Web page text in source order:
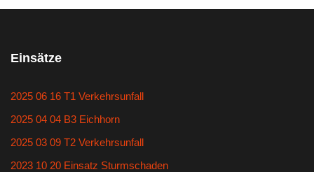
Einsätze
2025 06 16 T1 Verkehrsunfall
2025 04 04 B3 Eichhorn
2025 03 09 T2 Verkehrsunfall
2023 10 20 Einsatz Sturmschaden